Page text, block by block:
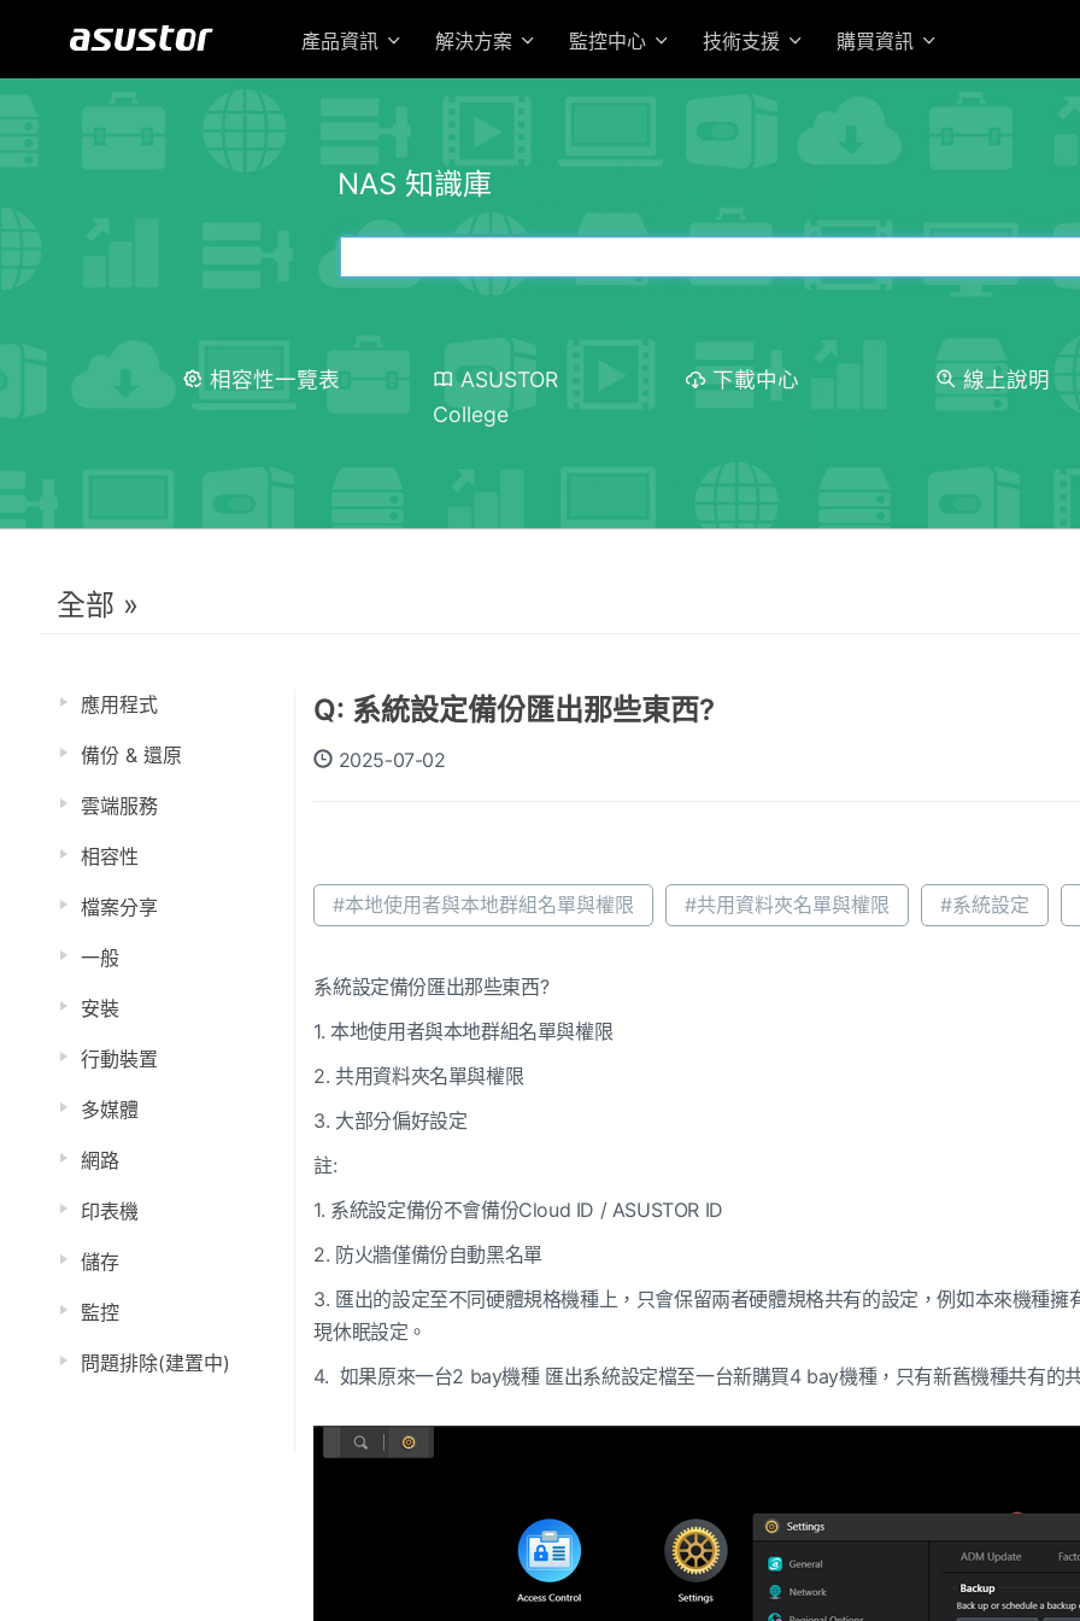
產品資訊 解決方案 監控中心 技術支援 購買資訊
NAS 知識庫
相容性一覽表
ASUSTOR
College
下載中心 線上說明
全部 »
應用程式
備份 & 還原
雲端服務
相容性
檔案分享
一般
安裝
行動裝置
多媒體
網路
印表機
儲存
監控
問題排除(建置中)
Q: 系統設定備份匯出那些東西?
2025-07-02
#本地使用者與本地群組名單與權限 #共用資料夾名單與權限 #系統設定
系統設定備份匯出那些東西?
1. 本地使用者與本地群組名單與權限
2. 共用資料夾名單與權限
3. 大部分偏好設定
註:
1. 系統設定備份不會備份Cloud ID / ASUSTOR ID
2. 防火牆僅備份自動黑名單
3. 匯出的設定至不同硬體規格機種上，只會保留兩者硬體規格共有的設定，例如本來機種
現休眠設定。
4. 如果原來一台2 bay機種 匯出系統設定檔至一台新購買4 bay機種，只有新舊機種共有的